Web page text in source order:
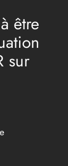
être
sur